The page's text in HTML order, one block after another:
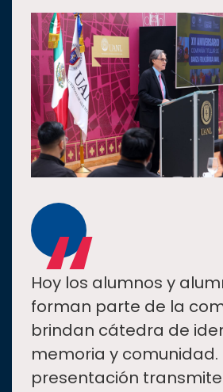
“
Hoy los alumnos y
forman parte de la
brindan cátedra de
memoria y
presentación